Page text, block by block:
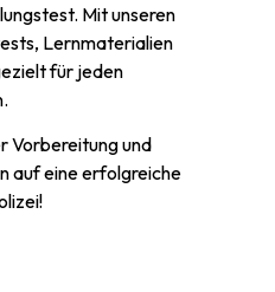
Mit unseren
Lernmaterialien
für jeden
Vorbereitung und
auf eine erfolgreiche